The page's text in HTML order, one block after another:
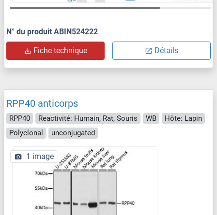
N° du produit ABIN524222
Fiche technique Détails
RPP40 anticorps
RPP40 Reactivité: Humain, Rat, Souris WB
Hôte: Lapin
Polyclonal
unconjugated
1 image